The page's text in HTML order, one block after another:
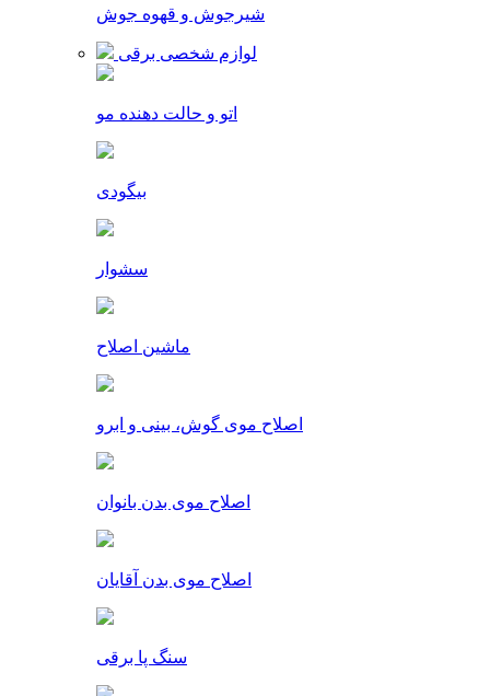
شیرجوش و قهوه جوش
لوازم شخصی برقی
اتو و حالت دهنده مو
بیگودی
سشوار
ماشین اصلاح
اصلاح موی گوش، بینی و ابرو
اصلاح موی بدن بانوان
اصلاح موی بدن آقایان
سنگ پا برقی